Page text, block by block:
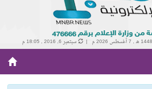
7 أغسطس 2026 م | سبتمبر 6, 2016 , 18:05 م